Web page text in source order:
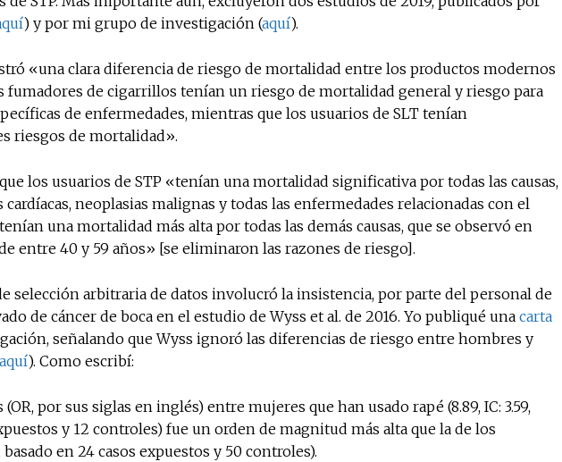
) y por mi grupo de investigación (aquí).
«una clara diferencia de riesgo de mortalidad entre los productos modernos
fumadores de cigarrillos tenían un riesgo de mortalidad general y riesgo para
de enfermedades, mientras que los usuarios de SLT tenían
riesgos de mortalidad».
los usuarios de STP «tenían una mortalidad significativa por todas las causas,
neoplasias malignas y todas las enfermedades relacionadas con el
una mortalidad más alta por todas las demás causas, que se observó en
entre 40 y 59 años» [se eliminaron las razones de riesgo].
selección arbitraria de datos involucró la insistencia, por parte del personal de
de cáncer de boca en el estudio de Wyss et al. de 2016. Yo publiqué una carta
señalando que Wyss ignoró las diferencias de riesgo entre hombres y
aquí). Como escribí:
por sus siglas en inglés) entre mujeres que han usado rapé (8.89, IC: 3.59,
y 12 controles) fue un orden de magnitud más alta que la de los
basado en 24 casos expuestos y 50 controles).